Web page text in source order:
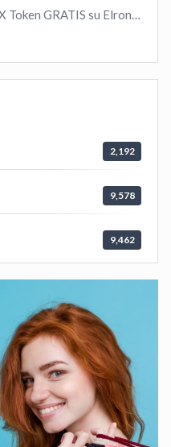
Come ottenere MEX Token GRATIS su Elrond ?
2,192
9,578
9,462